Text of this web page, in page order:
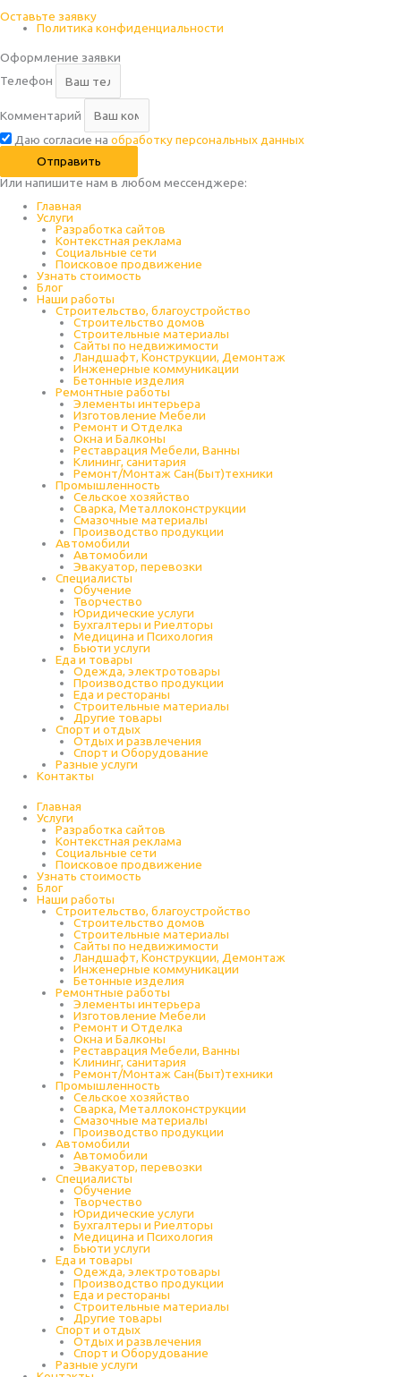
Оставьте заявку
Политика конфиденциальности
Оформление заявки
Телефон
Комментарий
Даю согласие на обработку персональных данных
Отправить
Или напишите нам в любом месcенджере:
Главная
Услуги
Разработка сайтов
Контекстная реклама
Социальные сети
Поисковое продвижение
Узнать стоимость
Блог
Наши работы
Строительство, благоустройство
Строительство домов
Строительные материалы
Сайты по недвижимости
Ландшафт, Конструкции, Демонтаж
Инженерные коммуникации
Бетонные изделия
Ремонтные работы
Элементы интерьера
Изготовление Мебели
Ремонт и Отделка
Окна и Балконы
Реставрация Мебели, Ванны
Клининг, санитария
Ремонт/Монтаж Сан(Быт)техники
Промышленность
Cельское хозяйство
Сварка, Металлоконструкции
Cмазочные материалы
Производство продукции
Автомобили
Автомобили
Эвакуатор, перевозки
Специалисты
Обучение
Творчество
Юридические услуги
Бухгалтеры и Риелторы
Медицина и Психология
Бьюти услуги
Еда и товары
Одежда, электротовары
Производство продукции
Еда и рестораны
Строительные материалы
Другие товары
Спорт и отдых
Отдых и развлечения
Спорт и Оборудование
Разные услуги
Контакты
Главная
Услуги
Разработка сайтов
Контекстная реклама
Социальные сети
Поисковое продвижение
Узнать стоимость
Блог
Наши работы
Строительство, благоустройство
Строительство домов
Строительные материалы
Сайты по недвижимости
Ландшафт, Конструкции, Демонтаж
Инженерные коммуникации
Бетонные изделия
Ремонтные работы
Элементы интерьера
Изготовление Мебели
Ремонт и Отделка
Окна и Балконы
Реставрация Мебели, Ванны
Клининг, санитария
Ремонт/Монтаж Сан(Быт)техники
Промышленность
Cельское хозяйство
Сварка, Металлоконструкции
Cмазочные материалы
Производство продукции
Автомобили
Автомобили
Эвакуатор, перевозки
Специалисты
Обучение
Творчество
Юридические услуги
Бухгалтеры и Риелторы
Медицина и Психология
Бьюти услуги
Еда и товары
Одежда, электротовары
Производство продукции
Еда и рестораны
Строительные материалы
Другие товары
Спорт и отдых
Отдых и развлечения
Спорт и Оборудование
Разные услуги